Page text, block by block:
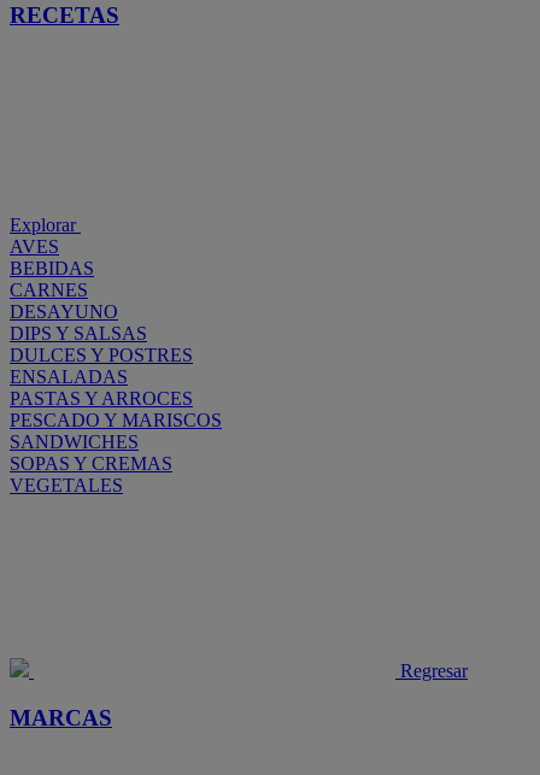
RECETAS
Explorar
AVES
BEBIDAS
CARNES
DESAYUNO
DIPS Y SALSAS
DULCES Y POSTRES
ENSALADAS
PASTAS Y ARROCES
PESCADO Y MARISCOS
SANDWICHES
SOPAS Y CREMAS
VEGETALES
Regresar
MARCAS